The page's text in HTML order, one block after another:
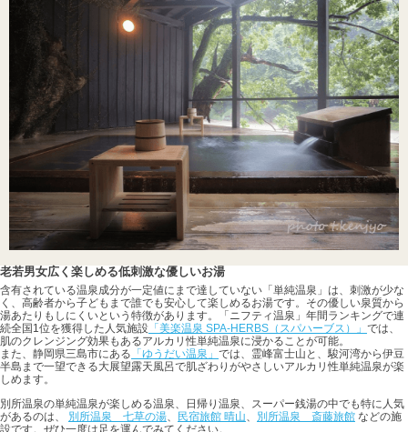
老若男女広く楽しめる低刺激な優しいお湯
含有されている温泉成分が一定値にまで達していない「単純温泉」は、刺激が少な
く、高齢者から子どもまで誰でも安心して楽しめるお湯です。その優しい泉質から
湯あたりもしにくいという特徴があります。「ニフティ温泉」年間ランキングで連
続全国1位を獲得した人気施設 「美楽温泉 SPA-HERBS（スパハーブス）」 では、
肌のクレンジング効果もあるアルカリ性単純温泉に浸かることが可能。
また、静岡県三島市にある 「ゆうだい温泉」 では、霊峰富士山と、駿河湾から伊豆
半島まで一望できる大展望露天風呂で肌ざわりがやさしいアルカリ性単純温泉が楽
しめます。
別所温泉の単純温泉が楽しめる温泉、日帰り温泉、スーパー銭湯の中でも特に人気
があるのは、 別所温泉 七草の湯、 民宿旅館 晴山、 別所温泉 斎藤旅館 などの施